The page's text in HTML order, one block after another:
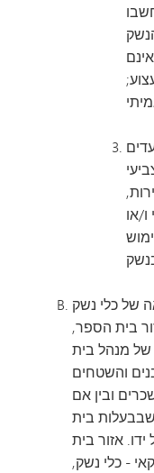
או
של כלי נשק
בית הספר,
של מנהל בית
והשטחים
ובין אם
בית
אזור בית
האמריקאי - כלי נשק,